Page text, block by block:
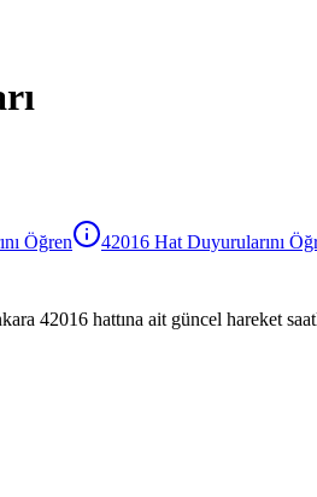
Öğren 42016 Hat Duyurularını
42016 hattına ait güncel hareket